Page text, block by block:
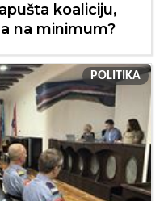
koaliciju,
na minimum?
POLITIKA